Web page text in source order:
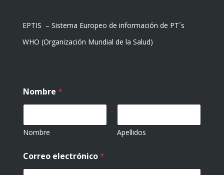
EPTIS – Sistema Europeo de información de PT´s
WHO (Organización Mundial de la Salud)
Nombre *
Nombre Apellidos
Correo electrónico*